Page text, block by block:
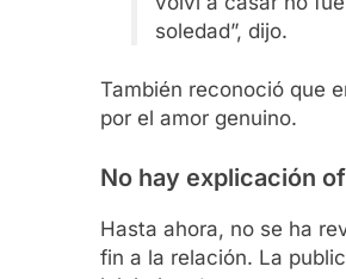
soledad”, dijo.
También reconoció que
por el amor genuino.
No hay explicación
Hasta ahora, no se ha
fin a la relación. La